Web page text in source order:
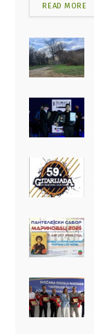
READ MORE